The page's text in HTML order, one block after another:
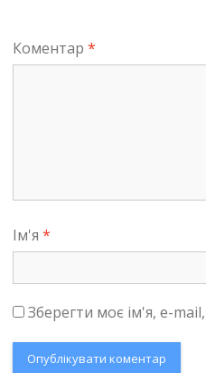
Коментар *
Ім'я *
Зберегти моє ім'я, e-